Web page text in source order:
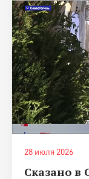
28 июля 2026
Сказано в